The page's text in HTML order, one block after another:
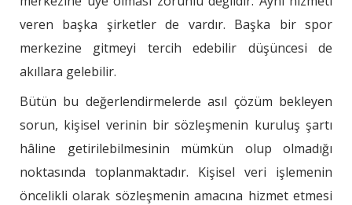
veren başka şirketler de vardır. Başka bir spor
merkezine gitmeyi tercih edebilir düşüncesi de
akıllara gelebilir.
Bütün bu değerlendirmelerde asıl çözüm bekleyen
sorun, kişisel verinin bir sözleşmenin kuruluş şartı
hâline getirilebilmesinin mümkün olup olmadığı
noktasında toplanmaktadır. Kişisel veri işlemenin
öncelikli olarak sözleşmenin amacına hizmet etmesi